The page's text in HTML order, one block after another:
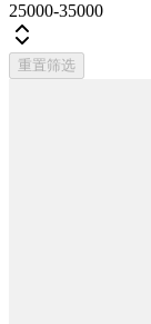
25000-35000
重置筛选